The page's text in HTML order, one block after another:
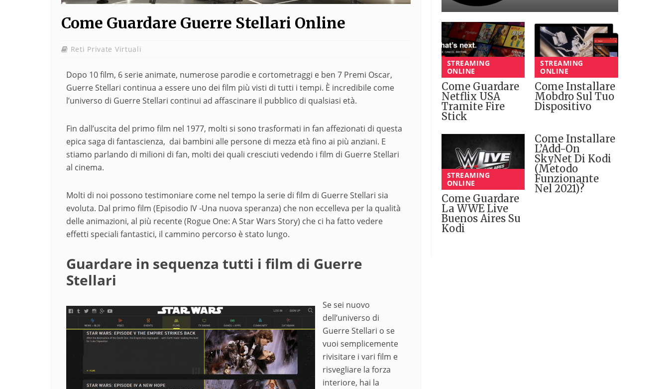
Come Guardare Guerre Stellari Online
Reti Private Virtuali
Dopo 10 film, 6 serie animate, numerose parodie e cortometraggi e ben 7 Premi Oscar,
Guerre Stellari continua a essere uno dei film più visti di tutti i tempi. È incredibile come
l’universo di Guerre Stellari continui ad affascinare il pubblico di qualsiasi età.
Fin dall’uscita del primo film nel 1977, molti si sono trasformati in fan affezionati di questa
epica saga di fantascienza, dai bambini alle persone di mezza età fino ai più anziani. E
stiamo parlando di milioni di fan, molti dei quali cresciuti vedendo i film di Guerre Stellari
al cinema.
Molti di noi possono testimoniare come nel tempo la serie di film di Guerre Stellari sia
evoluta. Dal primo film (Episodio IV -Una nuova speranza) che non eccelleva per la qualità
delle animazioni, al più recente (Rogue One: A Star Wars Story) che ci ha fatto vedere
effetti speciali fantastici, il cammino percorso è stato lungo.
Guardare in sequenza tutti i film di Guerre
Stellari
Se sei nuovo
dell’universo di
Guerre Stellari o se
vuoi semplicemente
rivisitare i vari film e
risvegliare la forza
interiore, hai la
STREAMING
ONLINE
Come Guardare
Netflix USA
Tramite Fire
Stick
STREAMING
ONLINE
Come Installare
Mobdro Sul Tuo
Dispositivo
STREAMING
ONLINE
Come Guardare
La WWE Live
Buenos Aires Su
Kodi
Come Installare
L’Add-On
SkyNet Di Kodi
(Metodo
Funzionante
Nel 2021)?